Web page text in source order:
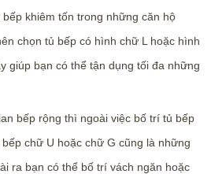
khiêm tốn trong những căn hộ
chọn tủ bếp có hình chữ L hoặc hình
giúp bạn có thể tận dụng tối đa những
bếp rộng thì ngoài việc bố trí tủ bếp
chữ U hoặc chữ G cũng là những
ra bạn có thể bố trí vách ngăn hoặc